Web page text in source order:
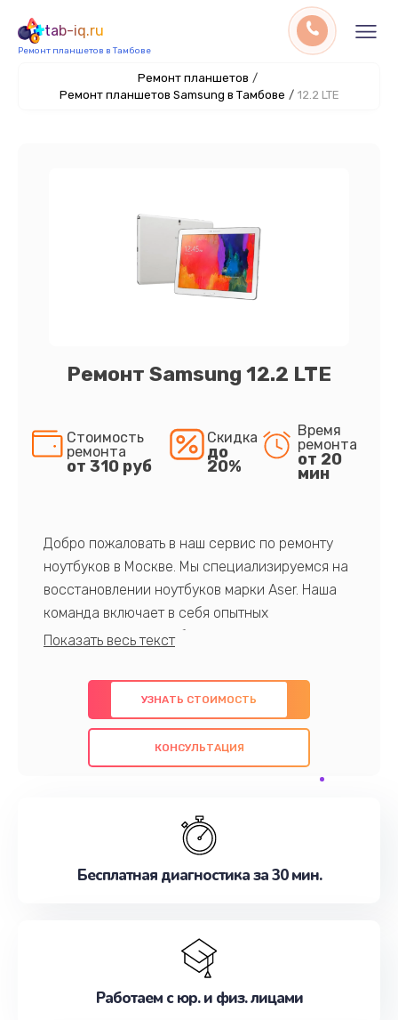
tab-iq.ru
Ремонт планшетов в Тамбове
Ремонт планшетов /
Ремонт планшетов Samsung в Тамбове / 12.2 LTE
Ремонт Samsung 12.2 LTE
Стоимость
ремонта
от 310 руб
Скидка
до
20%
Время
ремонта
от 20
мин
Добро пожаловать в наш сервис по ремонту
ноутбуков в Москве. Мы специализируемся на
восстановлении ноутбуков марки Aser. Наша
команда включает в себя опытных
профессионалов с обширными знаниями и
предлагаем быстрый и качественный ремонт с
использованием оригинальных компонентов, а
также гарантируем качество всех
проведенных работ. Наша цель - предоставить
наилучшим образом. Не медлите записаться на
УЗНАТЬ СТОИМОСТЬ
КОНСУЛЬТАЦИЯ
Бесплатная диагностика за 30 мин.
Работаем с юр. и физ. лицами